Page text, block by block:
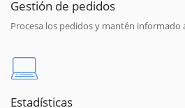
Gestión de pedidos
Procesa los pedidos y mantén informado
Estadísticas